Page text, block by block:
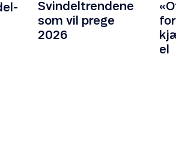
Svindeltrendene
som vil prege
2026
for
el